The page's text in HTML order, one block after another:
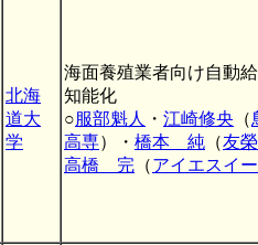
北海
道大
学
海面養殖業者向け自動
知能化
○服部魁人 ・ 江崎修央 （
高専）・ 橋本 純 （友
高橋 完 （アイエスイー